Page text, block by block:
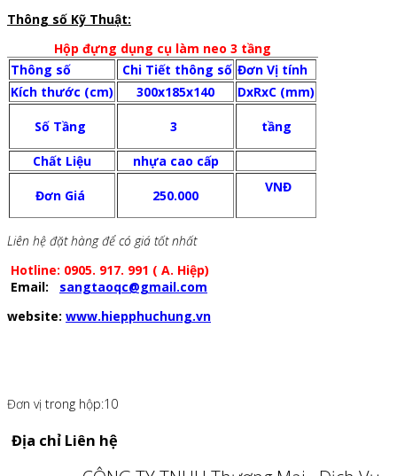
Thông số Kỹ Thuật:
Hộp đựng dụng cụ làm neo 3 tầng
Thông số
Chi Tiết thông số Đơn Vị tính
Kích thước (cm)
300x185x140 DxRxC (mm)
Số Tầng 3 tầng
Chất Liệu nhựa cao cấp
Đơn Giá 250.000
VNĐ
Liên hệ đặt hàng để có giá tốt nhất
Hotline: 0905. 917. 991 ( A. Hiệp)
Email: sangtaoqc@gmail.com
website: www.hiepphuchung.vn
Đơn vị trong hộp:10
Địa chỉ Liên hệ